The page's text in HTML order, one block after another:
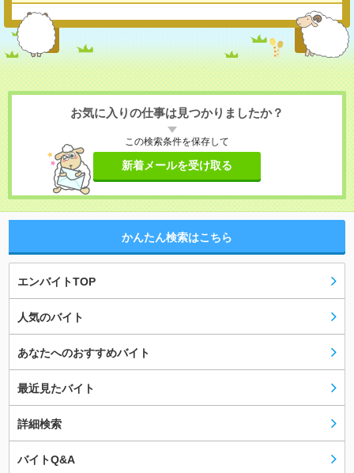
お気に入りの仕事は見つかりましたか？
この検索条件を保存して
新着メールを受け取る
かんたん検索はこちら
エンバイトTOP
人気のバイト
あなたへのおすすめバイト
最近見たバイト
詳細検索
バイトQ&A